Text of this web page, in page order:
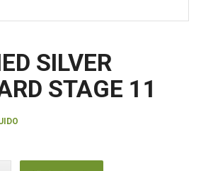
SILVER
STAGE 11